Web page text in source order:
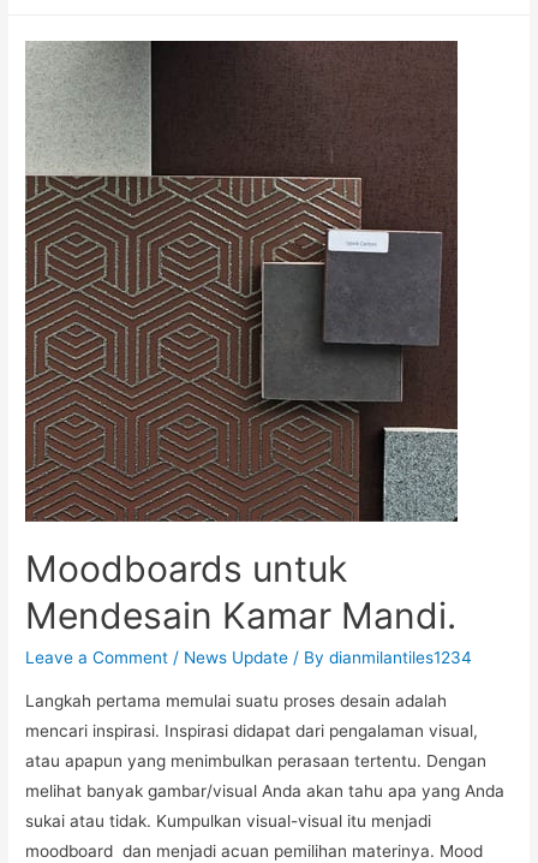
Moodboards untuk
Mendesain Kamar Mandi.
Leave a Comment / News Update / Bydianmilantiles1234
Langkah pertama memulai suatu proses desain adalah
mencari inspirasi. Inspirasi didapat dari pengalaman visual,
atau apapun yang menimbulkan perasaan tertentu. Dengan
melihat banyak gambar/visual Anda akan tahu apa yang Anda
sukai atau tidak. Kumpulkan visual-visual itu menjadi
moodboard dan menjadi acuan pemilihan materinya. Mood